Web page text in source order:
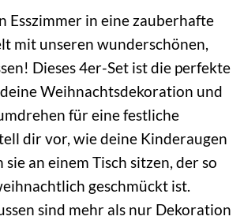
Esszimmer in eine zauberhafte
mit unseren wunderschönen,
Dieses 4er-Set ist die perfekte
Weihnachtsdekoration und
für eine festliche
dir vor, wie deine Kinderaugen
an einem Tisch sitzen, der so
geschmückt ist.
sind mehr als nur Dekoration